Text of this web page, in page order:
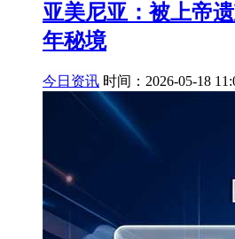
亚美尼亚：被上帝
年秘境
今日资讯 时间：2026-05-18